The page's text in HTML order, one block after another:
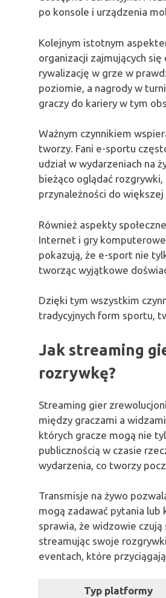
po konsole i urządzenia
Kolejnym istotnym
organizacji zajmujących się
rywalizację w grze w
poziomie, a nagrody w
graczy do kariery w tym
Ważnym czynnikiem
tworzy. Fani e-sportu
udział w wydarzeniach na
bieżąco oglądać
przynależności do
Również aspekty
Internet i gry
pokazują, że e-sport nie
tworząc wyjątkowe
Dzięki tym wszystkim
tradycyjnych form sportu,
Jak streaming
rozrywkę?
Streaming gier
między graczami a
których gracze mogą nie
publicznością w czasie
wydarzenia, co tworzy
Transmisje na żywo
mogą zadawać pytania
sprawia, że widzowie
streamując swoje
eventach, które
Typ platformy